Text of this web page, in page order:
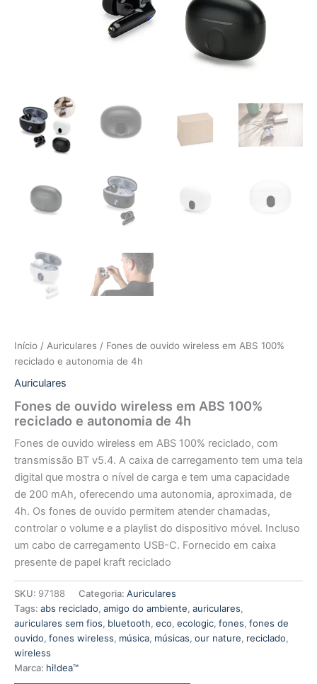
Início / Auriculares / Fones de ouvido wireless em ABS 100%
reciclado e autonomia de 4h
Auriculares
Fones de ouvido wireless em ABS 100%
reciclado e autonomia de 4h
Fones de ouvido wireless em ABS 100% reciclado, com
transmissão BT v5.4. A caixa de carregamento tem uma tela
digital que mostra o nível de carga e tem uma capacidade
de 200 mAh, oferecendo uma autonomia, aproximada, de
4h. Os fones de ouvido permitem atender chamadas,
controlar o volume e a playlist do dispositivo móvel. Incluso
um cabo de carregamento USB-C. Fornecido em caixa
presente de papel kraft reciclado
SKU: 97188 Categoria: Auriculares
Tags: abs reciclado, amigo do ambiente, auriculares,
auriculares sem fios, bluetooth, eco, ecologic, fones, fones de
ouvido, fones wireless, música, músicas, our nature, reciclado,
wireless
Marca: hi!dea™